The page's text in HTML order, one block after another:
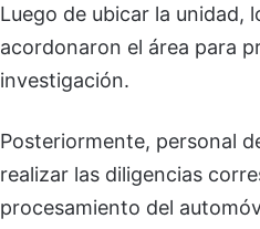
Luego de ubicar la unidad,
acordonaron el área para
investigación.
Posteriormente, personal
realizar las diligencias
procesamiento del